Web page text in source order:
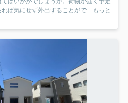
ば気にせず外出することがで... もっと